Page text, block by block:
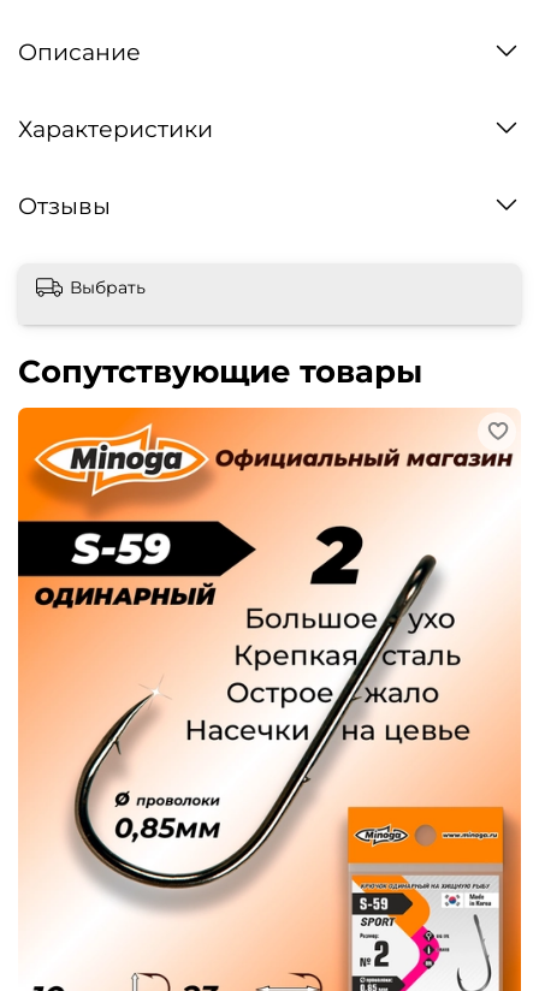
Описание
Характеристики
Отзывы
Выбрать
Сопутствующие товары